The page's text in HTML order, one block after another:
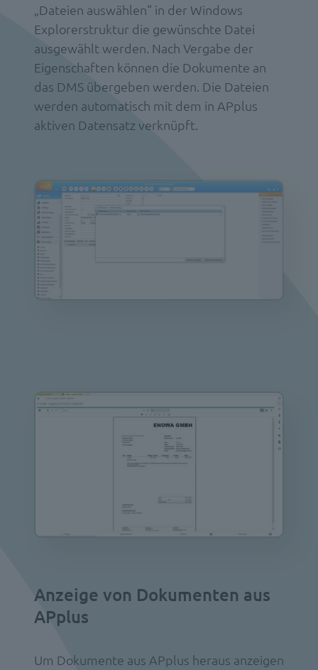
„Dateien auswählen“ in der Windows
Explorerstruktur die gewünschte Datei
ausgewählt werden. Nach Vergabe der
Eigenschaften können die Dokumente an
das DMS übergeben werden. Die Dateien
werden automatisch mit dem in APplus
aktiven Datensatz verknüpft.
Anzeige von Dokumenten aus
APplus
Um Dokumente aus APplus heraus anzeigen